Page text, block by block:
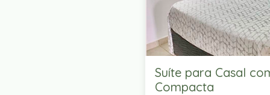
Suíte para Casal
Compacta